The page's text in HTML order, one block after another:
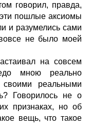
говорил, правда,
эти пошлые аксиомы
и разумелись сами
не было моей
на совсем
мною реально
реальными
Говорилось не о
признаках, но об
вещь, что такое